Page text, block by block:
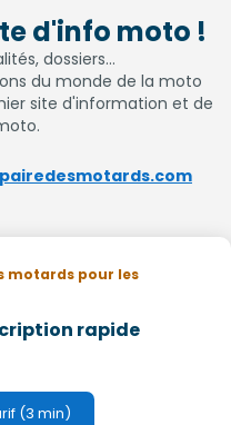
d'info moto !
dossiers...
du monde de la moto
site d'information et de
motards pour les
rapide
(3 min)